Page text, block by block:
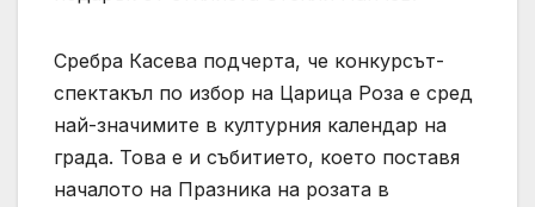
Сребра Касева подчерта, че конкурсът-
спектакъл по избор на Царица Роза е сред
най-значимите в културния календар на
града. Това е и събитието, което поставя
началото на Празника на розата в